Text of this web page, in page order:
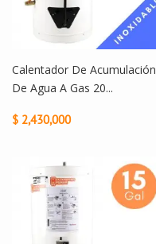
Calentador De Acumulación
De Agua A Gas 20...
$ 2,430,000